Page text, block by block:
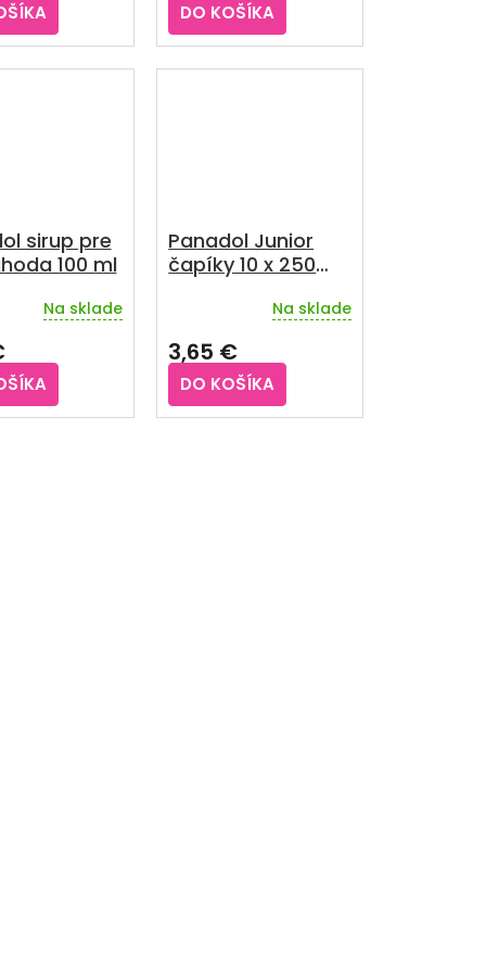
DO KOŠÍKA
sirup pre
100 ml
Na sklade
Panadol Junior
čapíky 10 x 250
produktu
je
3,0
z
Na sklade
3,65 €
DO KOŠÍKA